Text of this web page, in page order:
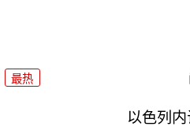
最热
以色列